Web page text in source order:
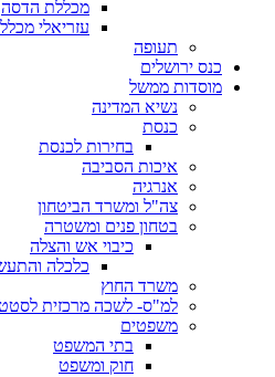
מכללת הדסה
עזריאלי
תעופה
כנס ירושלים
מוסדות ממשל
נשיא המדינה
כנסת
בחירות לכנסת
איכות הסביבה
אנרגיה
צה"ל ומשרד הביטחון
בטחון פנים ומשטרה
כיבוי אש והצלה
כלכלה
משרד החוץ
למ"ס- לשכה מרכזית
משפטים
בתי המשפט
חוק ומשפט